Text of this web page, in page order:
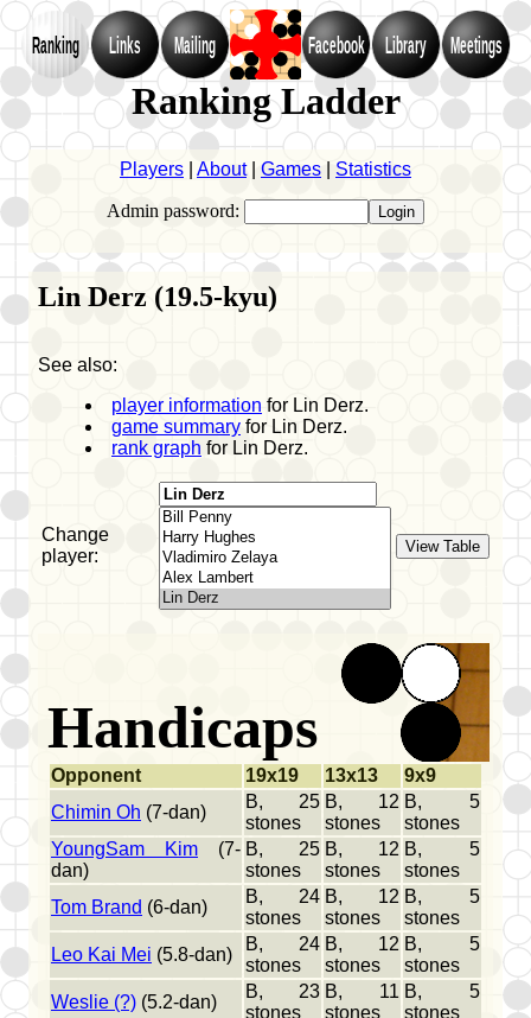
Ranking Links Mailing Facebook Library Meetings
Ranking Ladder
Players About| Games Statistics
Admin password:
Lin Derz (19.5-kyu)
See also:
player information for Lin Derz.
game summary for Lin Derz.
rank graph for Lin Derz.
Change
player:
Handicaps
Opponent 19x19 13x13
9x9
Chimin Oh (7-dan)
B, 25
stones
B, 12
stones
B, 5
stones
YoungSam Kim (7-
dan)
B, 25
stones
B, 12
stones
B, 5
stones
Tom Brand (6-dan)
B, 24
stones
B, 12
stones
B, 5
stones
Leo Kai Mei (5.8-dan)
B, 24
stones
B, 12
stones
B, 5
stones
Weslie (?) (5.2-dan)
B, 23
stones
B, 11
stones
B, 5
stones